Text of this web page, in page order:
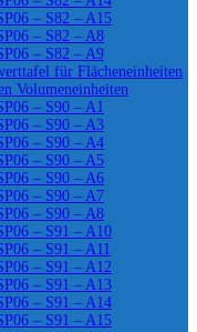
– S82 – A15
– S82 – A8
– S82 – A9
für Flächeneinheiten
Volumeneinheiten
– S90 – A1
– S90 – A3
– S90 – A4
– S90 – A5
– S90 – A6
– S90 – A7
– S90 – A8
– S91 – A10
– S91 – A11
– S91 – A12
– S91 – A13
– S91 – A14
– S91 – A15